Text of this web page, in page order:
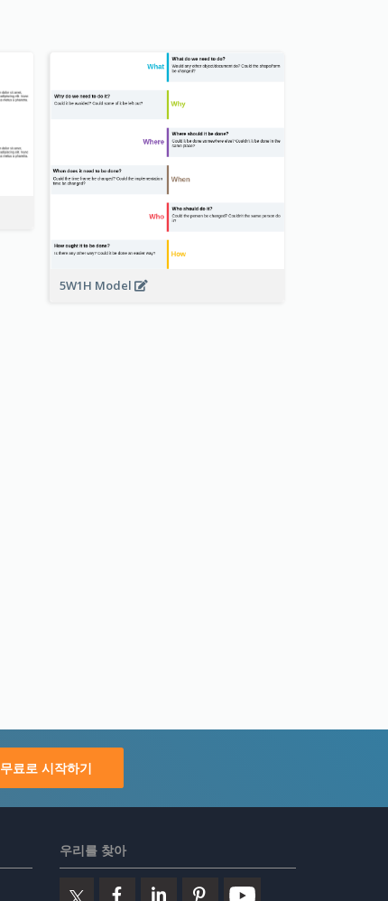
5W1H Model
무료로 시작하기
우리를 찾아